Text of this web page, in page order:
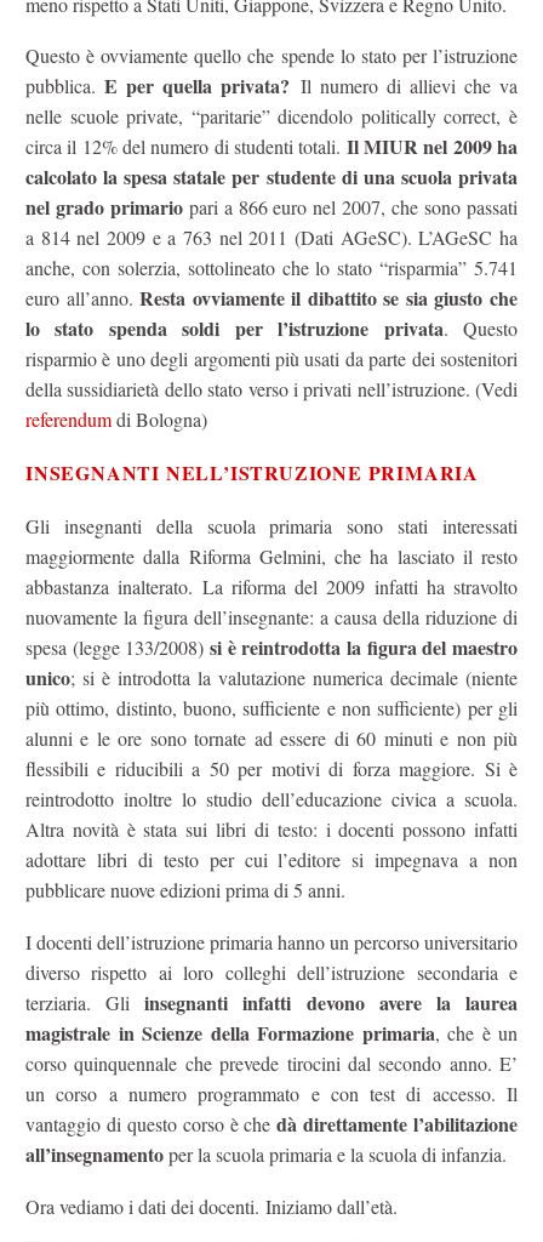
Questo è ovviamente quello che spende lo stato per l’istruzione
pubblica.E per quella privata? Il numero di allievi che va
nelle scuole private, “paritarie” dicendolo politically correct, è
circa il 12% del numero di studenti totali. Il MIUR nel 2009 ha
calcolato la spesa statale per studente di una scuola privata
nel grado primariopari a 866 euro nel 2007, che sono passati
a 814 nel 2009 e a 763 nel 2011 (Dati AGeSC). L’AGeSC ha
anche, con solerzia, sottolineato che lo stato “risparmia” 5.741
euro all’anno.Resta ovviamente il dibattito se sia giusto che
lo stato spenda soldi per l’istruzione privata. Questo
risparmio è uno degli argomenti più usati da parte dei sostenitori
della sussidiarietà dello stato verso i privati nell’istruzione. (Vedi
referendumdi Bologna)
INSEGNANTI NELL’ISTRUZIONE PRIMARIA
Gli insegnanti della scuola primaria sono stati interessati
maggiormente dalla Riforma Gelmini, che ha lasciato il resto
abbastanza inalterato. La riforma del 2009 infatti ha stravolto
nuovamente la figura dell’insegnante: a causa della riduzione di
spesa (legge 133/2008) si è reintrodotta la figura del maestro
unico; si è introdotta la valutazione numerica decimale (niente
più ottimo, distinto, buono, sufficiente e non sufficiente) per gli
alunni e le ore sono tornate ad essere di 60 minuti e non più
flessibili e riducibili a 50 per motivi di forza maggiore. Si è
reintrodotto inoltre lo studio dell’educazione civica a scuola.
Altra novità è stata sui libri di testo: i docenti possono infatti
adottare libri di testo per cui l’editore si impegnava a non
pubblicare nuove edizioni prima di 5 anni.
I docenti dell’istruzione primaria hanno un percorso universitario
diverso rispetto ai loro colleghi dell’istruzione secondaria e
terziaria. Gliinsegnanti infatti devono avere la laurea
magistrale in Scienze della Formazione primaria, che è un
corso quinquennale che prevede tirocini dal secondo anno. E’
un corso a numero programmato e con test di accesso. Il
vantaggio di questo corso è chedà direttamente l’abilitazione
all’insegnamentoper la scuola primaria e la scuola di infanzia.
Ora vediamo i dati dei docenti. Iniziamo dall’età.